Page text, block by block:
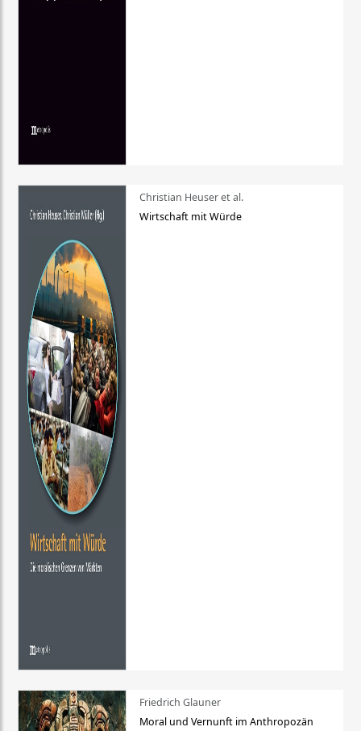
Christian Heuser et al.
Wirtschaft mit Würde
Friedrich Glauner
Moral und Vernunft im Anthropozän